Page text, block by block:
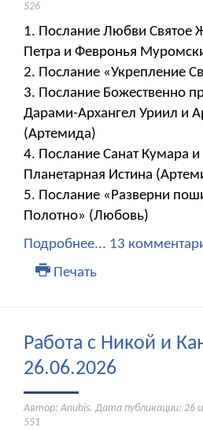
526
1. Послание Любви Святое
Петра и Февронья
2. Послание «Укрепление
3. Послание Божественно
Дарами-Архангел Уриил и
(Артемида)
4. Послание Санат Кумара
Планетарная Истина
5. Послание «Разверни
Полотно» (Любовь)
Подробнее... 13
Печать
Работа с Никой и
26.06.2026
Автор: Anubis. Дата публикации: 26
551